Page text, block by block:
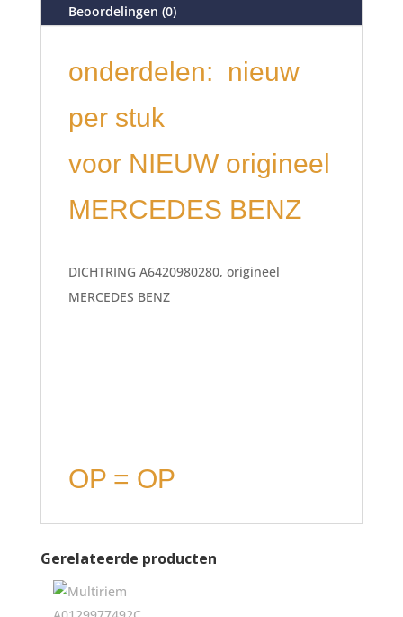
Beoordelingen (0)
onderdelen: nieuw
per stuk
voor NIEUW origineel
MERCEDES BENZ
DICHTRING A6420980280, origineel
MERCEDES BENZ
OP = OP
Gerelateerde producten